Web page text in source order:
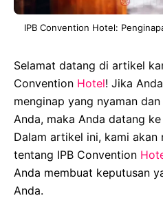
IPB Convention Hotel:
Selamat datang di artikel
Convention Hotel! Jika
menginap yang nyaman
Anda, maka Anda datang
Dalam artikel ini, kami akan
tentang IPB Convention
Anda membuat keputusan
Anda.